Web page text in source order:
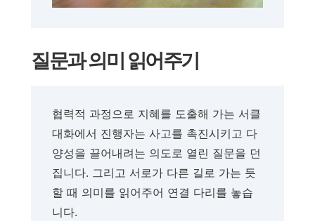
질문과 의미 읽어주기
협력적 과정으로 지혜를 도출해 가는 서클
대화에서 진행자는 사고를 촉진시키고 다
양성을 끌어내려는 의도로 열린 질문을 던
집니다. 그리고 서로가 다른 길로 가는 듯
할 때 의미를 읽어주어 연결 다리를 놓습
니다.